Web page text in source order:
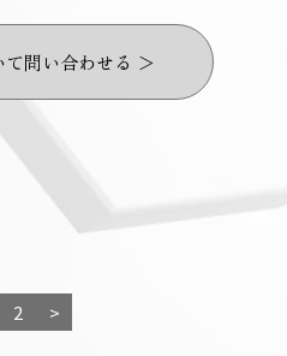
問い合わせる ＞
2 >